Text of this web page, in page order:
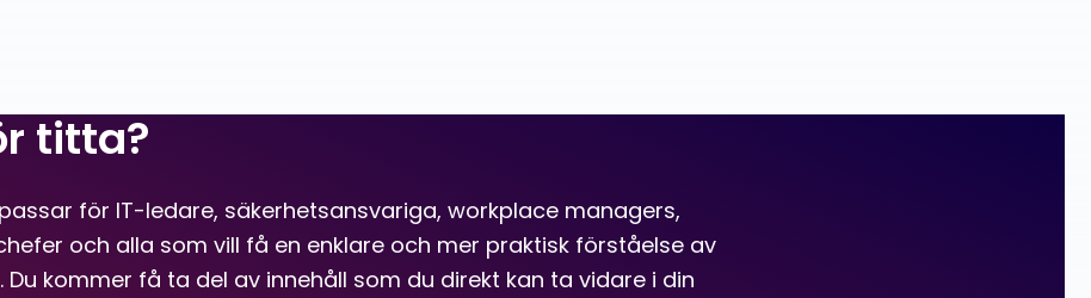
titta?
för IT-ledare, säkerhetsansvariga, workplace managers,
och alla som vill få en enklare och mer praktisk förståelse av
Du kommer få ta del av innehåll som du direkt kan ta vidare i din